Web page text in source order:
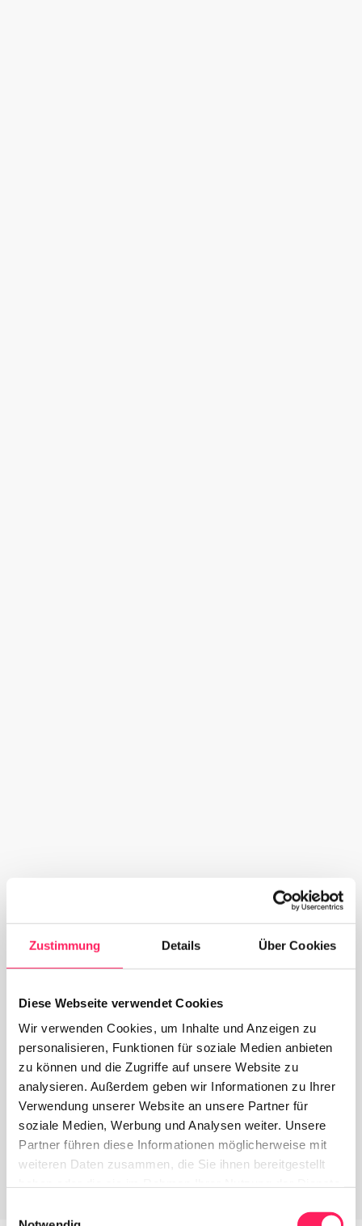
Zustimmung Details Über Cookies
Diese Webseite verwendet Cookies
Wir verwenden Cookies, um Inhalte und Anzeigen zu
personalisieren, Funktionen für soziale Medien anbieten
zu können und die Zugriffe auf unsere Website zu
analysieren. Außerdem geben wir Informationen zu Ihrer
Verwendung unserer Website an unsere Partner für
soziale Medien, Werbung und Analysen weiter. Unsere
Partner führen diese Informationen möglicherweise mit
weiteren Daten zusammen, die Sie ihnen bereitgestellt
Provate subito la nostra demo e
guardate voi stessi
Sfogliare il menu, ordinare e pagare. Presto